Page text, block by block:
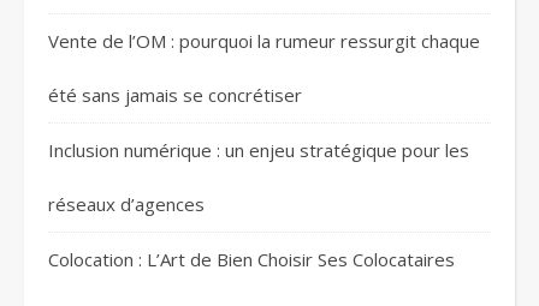
Vente de l’OM : pourquoi la rumeur ressurgit chaque
été sans jamais se concrétiser
Inclusion numérique : un enjeu stratégique pour les
réseaux d’agences
Colocation : L’Art de Bien Choisir Ses Colocataires